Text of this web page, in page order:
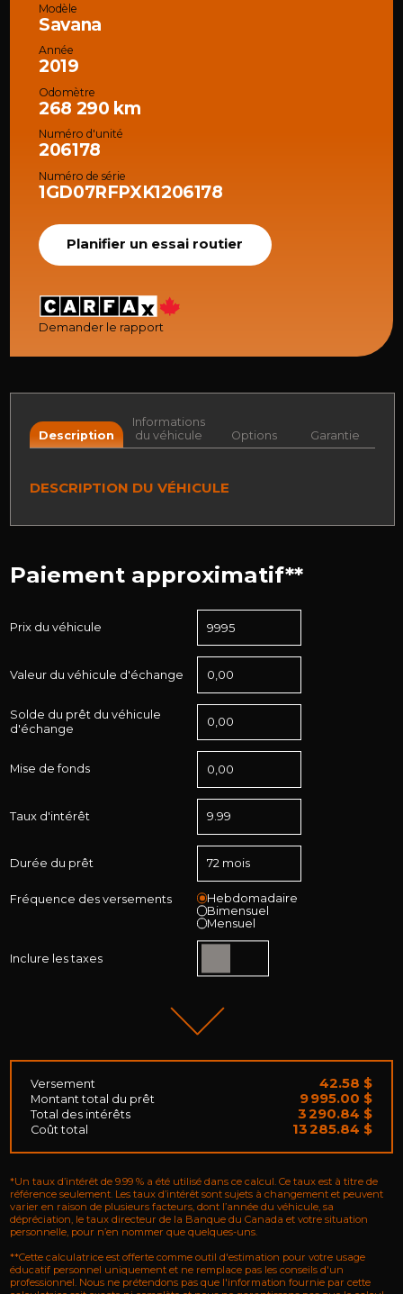
Modèle
Savana
Année
2019
Odomètre
268 290 km
Numéro d'unité
206178
Numéro de série
1GD07RFPXK1206178
Planifier un essai routier
Demander le rapport
Description
Informations
du véhicule
Options Garantie
DESCRIPTION DU VÉHICULE
Paiement approximatif**
Prix du véhicule
Valeur du véhicule d'échange
Solde du prêt du véhicule
d'échange
Mise de fonds
Taux d'intérêt
Durée du prêt
Fréquence des versements
Hebdomadaire
Bimensuel
Mensuel
Inclure les taxes
Versement 42.58 $
Montant total du prêt 9 995.00 $
Total des intérêts 3 290.84 $
Coût total 13 285.84 $
*Un taux d’intérêt de 9.99 % a été utilisé dans ce calcul. Ce taux est à titre de
référence seulement. Les taux d’intérêt sont sujets à changement et peuvent
varier en raison de plusieurs facteurs, dont l’année du véhicule, sa
dépréciation, le taux directeur de la Banque du Canada et votre situation
personnelle, pour n’en nommer que quelques-uns.
**Cette calculatrice est offerte comme outil d'estimation pour votre usage
éducatif personnel uniquement et ne remplace pas les conseils d'un
professionnel. Nous ne prétendons pas que l'information fournie par cette